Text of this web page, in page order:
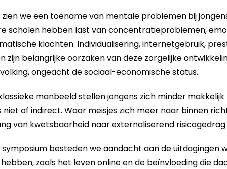
zien we een toename van mentale problemen bij
scholen hebben last van concentratieproblemen,
klachten. Individualisering, internetgebruik,
zijn belangrijke oorzaken van deze zorgelijke
ongeacht de sociaal-economische status.
manbeeld stellen jongens zich minder
niet of indirect. Waar meisjes zich meer naar binnen
van kwetsbaarheid naar externaliserend
symposium besteden we aandacht aan de uitdagingen
zoals het leven online en de beïnvloeding die